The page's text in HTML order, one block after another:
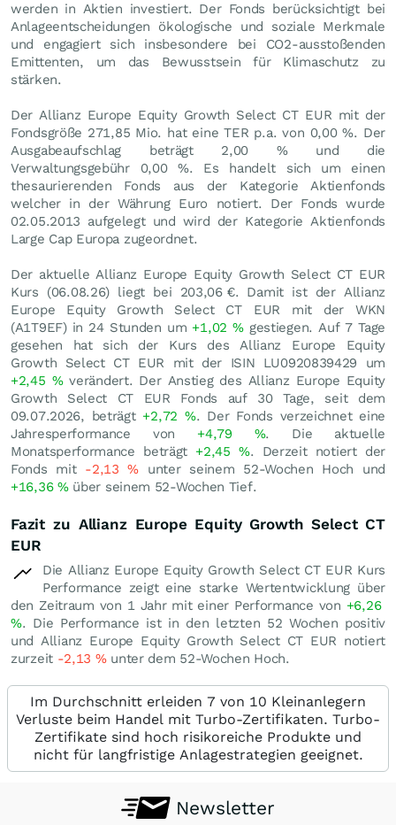
werden in Aktien investiert. Der Fonds berücksichtigt bei
Anlageentscheidungen ökologische und soziale Merkmale
und engagiert sich insbesondere bei CO2-ausstoßenden
Emittenten, um das Bewusstsein für Klimaschutz zu
stärken.
Der Allianz Europe Equity Growth Select CT EUR mit der
Fondsgröße 271,85 Mio. hat eine TER p.a. von 0,00 %. Der
Ausgabeaufschlag beträgt 2,00 % und die
Verwaltungsgebühr 0,00 %. Es handelt sich um einen
thesaurierenden Fonds aus der Kategorie Aktienfonds
welcher in der Währung Euro notiert. Der Fonds wurde
02.05.2013 aufgelegt und wird der Kategorie Aktienfonds
Large Cap Europa zugeordnet.
Der aktuelle Allianz Europe Equity Growth Select CT EUR
Kurs (06.08.26) liegt bei 203,06 €. Damit ist der Allianz
Europe Equity Growth Select CT EUR mit der WKN
(A1T9EF) in 24 Stunden um +1,02%gestiegen. Auf 7 Tage
gesehen hat sich der Kurs des Allianz Europe Equity
Growth Select CT EUR mit der ISIN LU0920839429 um
+2,45 %verändert. Der Anstieg des Allianz Europe Equity
Growth Select CT EUR Fonds auf 30 Tage, seit dem
09.07.2026, beträgt +2,72 %. Der Fonds verzeichnet eine
Jahresperformance von +4,79 %. Die aktuelle
Monatsperformance beträgt +2,45 %. Derzeit notiert der
Fonds mit -2,13% unter seinem 52-Wochen Hoch und
+16,36 %über seinem 52-Wochen Tief.
Fazit zu Allianz Europe Equity Growth Select CT
EUR
Die Allianz Europe Equity Growth Select CT EUR Kurs
Performance zeigt eine starke Wertentwicklung über
den Zeitraum von 1 Jahr mit einer Performance von +6,26
%. Die Performance ist in den letzten 52 Wochen positiv
und Allianz Europe Equity Growth Select CT EUR notiert
zurzeit -2,13 %unter dem 52-Wochen Hoch.
Im Durchschnitt erleiden 7 von 10 Kleinanlegern
Verluste beim Handel mit Turbo-Zertifikaten. Turbo-
Zertifikate sind hoch risikoreiche Produkte und
nicht für langfristige Anlagestrategien geeignet.
Newsletter